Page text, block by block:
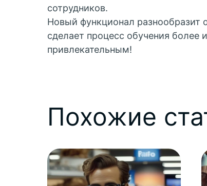
сотрудников.
Новый функционал
сделает процесс обучения более
привлекательным!
Похожие